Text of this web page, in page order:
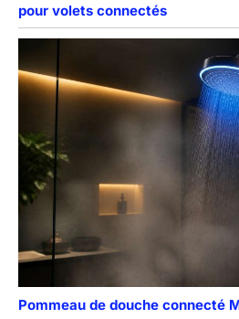
pour volets connectés
Pommeau de douche connecté